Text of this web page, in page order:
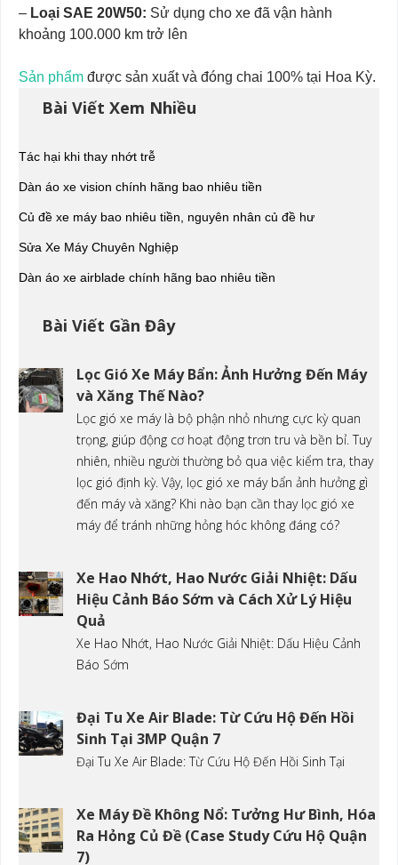
– Loại SAE 20W50: Sử dụng cho xe đã vận hành
khoảng 100.000 km trở lên
Sản phẩm được sản xuất và đóng chai 100% tại Hoa Kỳ.
Bài Viết Xem Nhiều
Tác hại khi thay nhớt trễ
Dàn áo xe vision chính hãng bao nhiêu tiền
Củ đề xe máy bao nhiêu tiền, nguyên nhân củ đề hư
Sửa Xe Máy Chuyên Nghiệp
Dàn áo xe airblade chính hãng bao nhiêu tiền
Bài Viết Gần Đây
Lọc Gió Xe Máy Bẩn: Ảnh Hưởng Đến Máy
và Xăng Thế Nào?
Lọc gió xe máy là bộ phận nhỏ nhưng cực kỳ quan
trọng, giúp động cơ hoạt động trơn tru và bền bỉ. Tuy
nhiên, nhiều người thường bỏ qua việc kiểm tra, thay
lọc gió định kỳ. Vậy, lọc gió xe máy bẩn ảnh hưởng gì
đến máy và xăng? Khi nào bạn cần thay lọc gió xe
máy để tránh những hỏng hóc không đáng có?
Xe Hao Nhớt, Hao Nước Giải Nhiệt: Dấu
Hiệu Cảnh Báo Sớm và Cách Xử Lý Hiệu
Quả
Xe Hao Nhớt, Hao Nước Giải Nhiệt: Dấu Hiệu Cảnh
Báo Sớm
Đại Tu Xe Air Blade: Từ Cứu Hộ Đến Hồi
Sinh Tại 3MP Quận 7
Đại Tu Xe Air Blade: Từ Cứu Hộ Đến Hồi Sinh Tại
Xe Máy Đề Không Nổ: Tưởng Hư Bình, Hóa
Ra Hỏng Củ Đề (Case Study Cứu Hộ Quận
7)